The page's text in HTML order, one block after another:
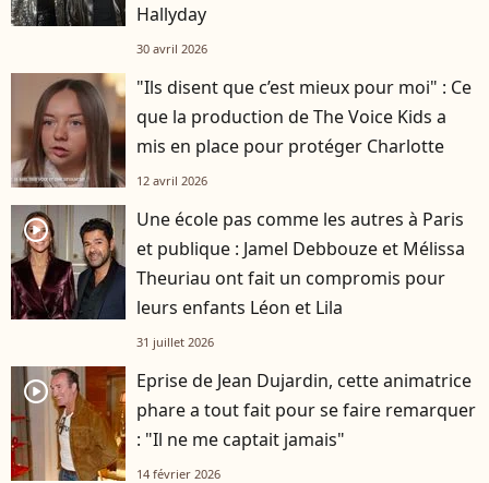
Hallyday
30 avril 2026
"Ils disent que c’est mieux pour moi" : Ce
que la production de The Voice Kids a
mis en place pour protéger Charlotte
12 avril 2026
player2
Une école pas comme les autres à Paris
et publique : Jamel Debbouze et Mélissa
Theuriau ont fait un compromis pour
leurs enfants Léon et Lila
31 juillet 2026
player2
Eprise de Jean Dujardin, cette animatrice
phare a tout fait pour se faire remarquer
: "Il ne me captait jamais"
14 février 2026